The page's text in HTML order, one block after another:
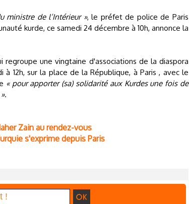
ministre de l’Intérieur », le préfet de police de Paris
kurde, ce samedi 24 décembre à 10h, annonce la
regroupe une vingtaine d'associations de la diaspora
12h, sur la place de la République, à Paris , avec le
« pour apporter (sa) solidarité aux Kurdes une fois de
.
Zain au rendez-vous
s'exprime depuis Paris